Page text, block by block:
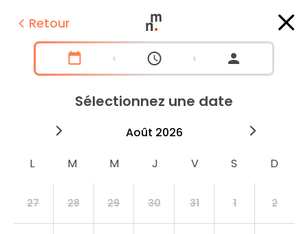
Retour
Sélectionnez une date
août 2026
27 28 29 30 31 1 2